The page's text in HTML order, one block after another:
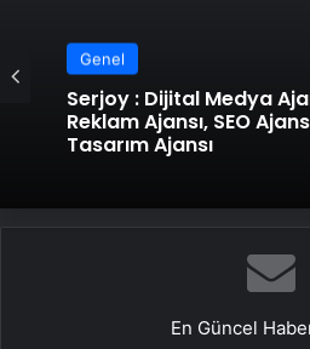
Genel
Reklam Ajansı, SEO
Genel
UETDS Nedir ? Uetds.com
En Güncel